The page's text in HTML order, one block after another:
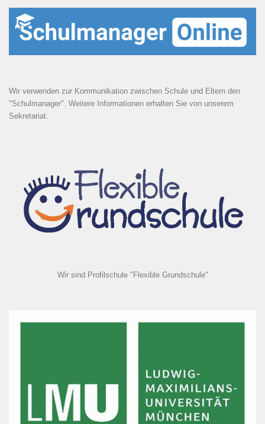
Wir verwenden zur Kommunikation zwischen Schule und Eltern den
"Schulmanager". Weitere Informationen erhalten Sie von unserem
Sekretariat.
Wir sind Profilschule "Flexible Grundschule"